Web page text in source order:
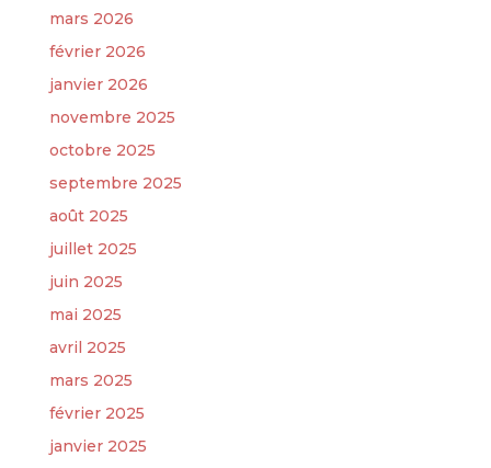
mars 2026
février 2026
janvier 2026
novembre 2025
octobre 2025
septembre 2025
août 2025
juillet 2025
juin 2025
mai 2025
avril 2025
mars 2025
février 2025
janvier 2025